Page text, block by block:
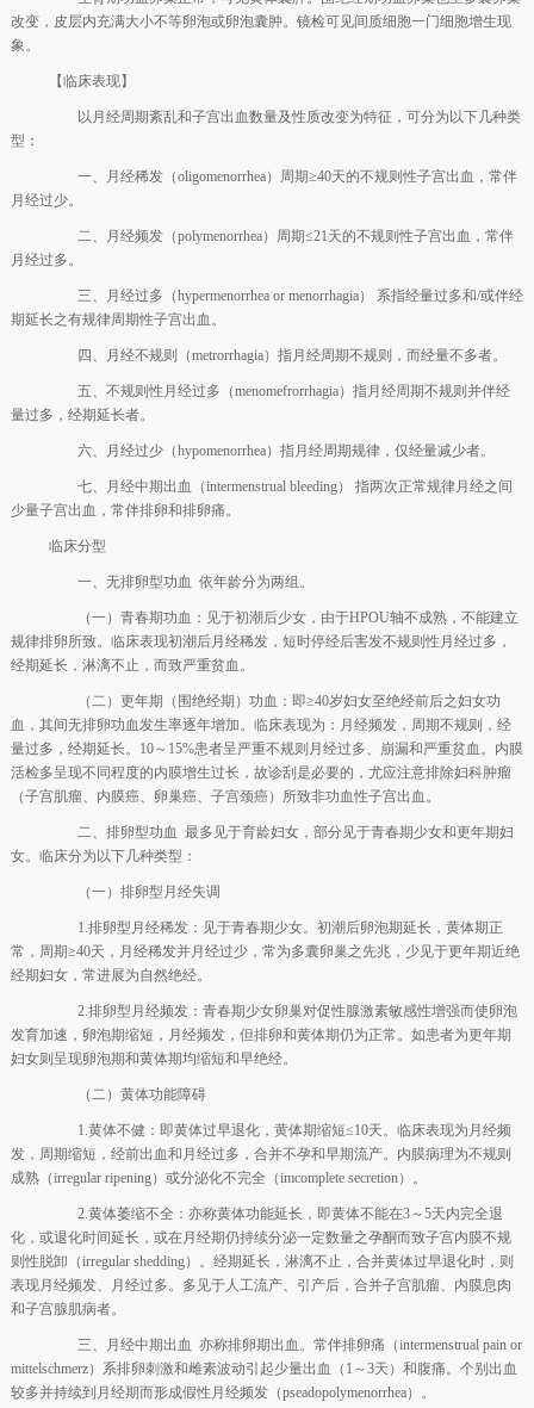
改变，皮层内充满大小不等卵泡或卵泡囊肿。镜检可见间质细胞一门细胞增生现
象。
【临床表现】
以月经周期紊乱和子宫出血数量及性质改变为特征，可分为以下几种类
型：
一、月经稀发（oligomenorrhea）周期≥40天的不规则性子宫出血，常伴
月经过少。
二、月经频发（polymenorrhea）周期≤21天的不规则性子宫出血，常伴
月经过多。
三、月经过多（hypermenorrhea or menorrhagia） 系指经量过多和/或伴经
期延长之有规律周期性子宫出血。
四、月经不规则（metrorrhagia）指月经周期不规则，而经量不多者。
五、不规则性月经过多（menomefrorrhagia）指月经周期不规则并伴经
量过多，经期延长者。
六、月经过少（hypomenorrhea）指月经周期规律，仅经量减少者。
七、月经中期出血（intermenstrual bleeding） 指两次正常规律月经之间
少量子宫出血，常伴排卵和排卵痛。
临床分型
一、无排卵型功血 依年龄分为两组。
（一）青春期功血：见于初潮后少女，由于HPOU轴不成熟，不能建立
规律排卵所致。临床表现初潮后月经稀发，短时停经后害发不规则性月经过多，
经期延长，淋漓不止，而致严重贫血。
（二）更年期（围绝经期）功血：即≥40岁妇女至绝经前后之妇女功
血，其间无排卵功血发生率逐年增加。临床表现为：月经频发，周期不规则，经
量过多，经期延长。10～15%患者呈严重不规则月经过多、崩漏和严重贫血。内膜
活检多呈现不同程度的内膜增生过长，故诊刮是必要的，尤应注意排除妇科肿瘤
（子宫肌瘤、内膜癌、卵巢癌、子宫颈癌）所致非功血性子宫出血。
二、排卵型功血 最多见于育龄妇女，部分见于青春期少女和更年期妇
女。临床分为以下几种类型：
（一）排卵型月经失调
1.排卵型月经稀发：见于青春期少女。初潮后卵泡期延长，黄体期正
常，周期≥40天，月经稀发并月经过少，常为多囊卵巢之先兆，少见于更年期近绝
经期妇女，常进展为自然绝经。
2.排卵型月经频发：青春期少女卵巢对促性腺激素敏感性增强而使卵泡
发育加速，卵泡期缩短，月经频发，但排卵和黄体期仍为正常。如患者为更年期
妇女则呈现卵泡期和黄体期均缩短和早绝经。
（二）黄体功能障碍
1.黄体不健：即黄体过早退化，黄体期缩短≤10天。临床表现为月经频
发，周期缩短，经前出血和月经过多，合并不孕和早期流产。内膜病理为不规则
成熟（irregular ripening）或分泌化不完全（imcomplete secretion）。
2.黄体萎缩不全：亦称黄体功能延长，即黄体不能在3～5天内完全退
化，或退化时间延长，或在月经期仍持续分泌一定数量之孕酮而致子宫内膜不规
则性脱卸（irregular shedding）。经期延长，淋漓不止，合并黄体过早退化时，则
表现月经频发、月经过多。多见于人工流产、引产后，合并子宫肌瘤、内膜息肉
和子宫腺肌病者。
三、月经中期出血 亦称排卵期出血。常伴排卵痛（intermenstrual pain or
mittelschmerz）系排卵刺激和雌素波动引起少量出血（1～3天）和腹痛。个别出血
较多并持续到月经期而形成假性月经频发（pseadopolymenorrhea）。